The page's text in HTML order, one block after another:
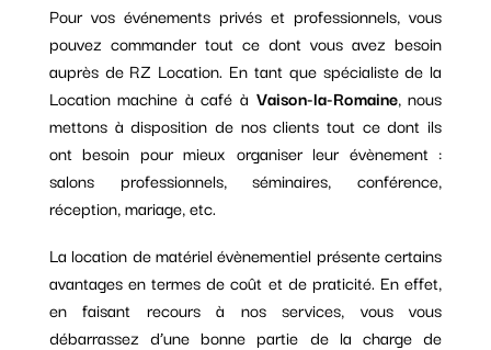
Pour vos événements privés et professionnels, vous
pouvez commander tout ce dont vous avez besoin
auprès de RZ Location. En tant que spécialiste de la
Location machine à café à Vaison-la-Romaine, nous
mettons à disposition de nos clients tout ce dont ils
ont besoin pour mieux organiser leur évènement :
salons professionnels, séminaires, conférence,
réception, mariage, etc.
La location de matériel évènementiel présente certains
avantages en termes de coût et de praticité. En effet,
en faisant recours à nos services, vous vous
débarrassez d’une bonne partie de la charge de